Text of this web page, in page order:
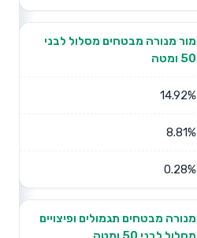
מור מנורה מבטחים מסלול לבני
50 ומטה
14.92%
8.81%
0.28%
מנורה מבטחים תגמולים ופיצויים